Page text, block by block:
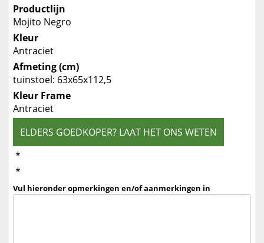
Productlijn
Mojito Negro
Kleur
Antraciet
Afmeting (cm)
tuinstoel: 63x65x112,5
Kleur Frame
Antraciet
ELDERS GOEDKOPER? LAAT HET ONS WETEN
*
*
Vul hieronder opmerkingen en/of aanmerkingen in